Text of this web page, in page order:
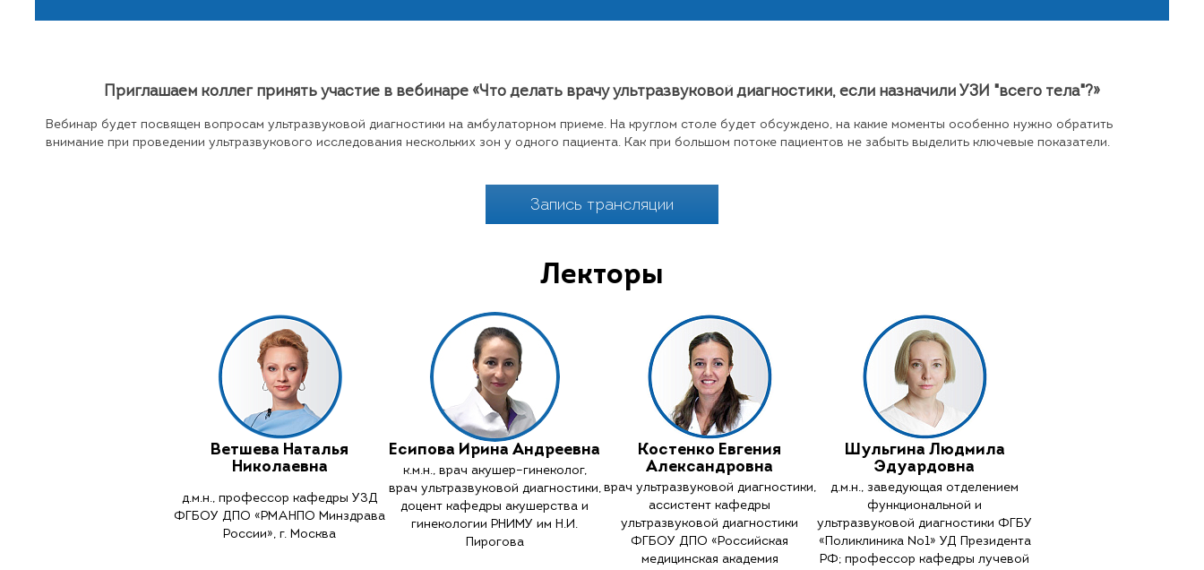
Приглашаем коллег принять участие в вебинаре «Что делать врачу ультразвуковой диагностики, если назначили УЗИ "всего тела"?»
Вебинар будет посвящен вопросам ультразвуковой диагностики на амбулаторном приеме. На круглом столе будет обсуждено, на какие моменты особенно нужно обратить
внимание при проведении ультразвукового исследования нескольких зон у одного пациента. Как при большом потоке пациентов не забыть выделить ключевые показатели.
Запись трансляции
Лекторы
Ветшева Наталья
Николаевна
д.м.н., профессор кафедры УЗД
ФГБОУ ДПО «РМАНПО Минздрава
России», г. Москва
Есипова Ирина Андреевна
к.м.н., врач акушер–гинеколог,
врач ультразвуковой диагностики,
доцент кафедры акушерства и
гинекологии РНИМУ им Н.И.
Пирогова
Костенко Евгения
Александровна
врач ультразвуковой диагностики,
ассистент кафедры
ультразвуковой диагностики
ФГБОУ ДПО «Российская
медицинская академия
Шульгина Людмила
Эдуардовна
д.м.н., заведующая отделением
функциональной и
ультразвуковой диагностики ФГБУ
«Поликлиника №1» УД Президента
РФ; профессор кафедры лучевой